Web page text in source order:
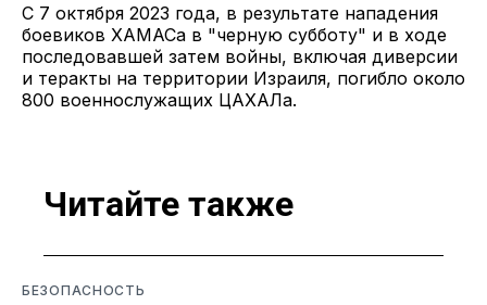
С 7 октября 2023 года, в результате нападения
боевиков ХАМАСа в "черную субботу" и в ходе
последовавшей затем войны, включая диверсии
и теракты на территории Израиля, погибло около
800 военнослужащих ЦАХАЛа.
Читайте также
БЕЗОПАСНОСТЬ